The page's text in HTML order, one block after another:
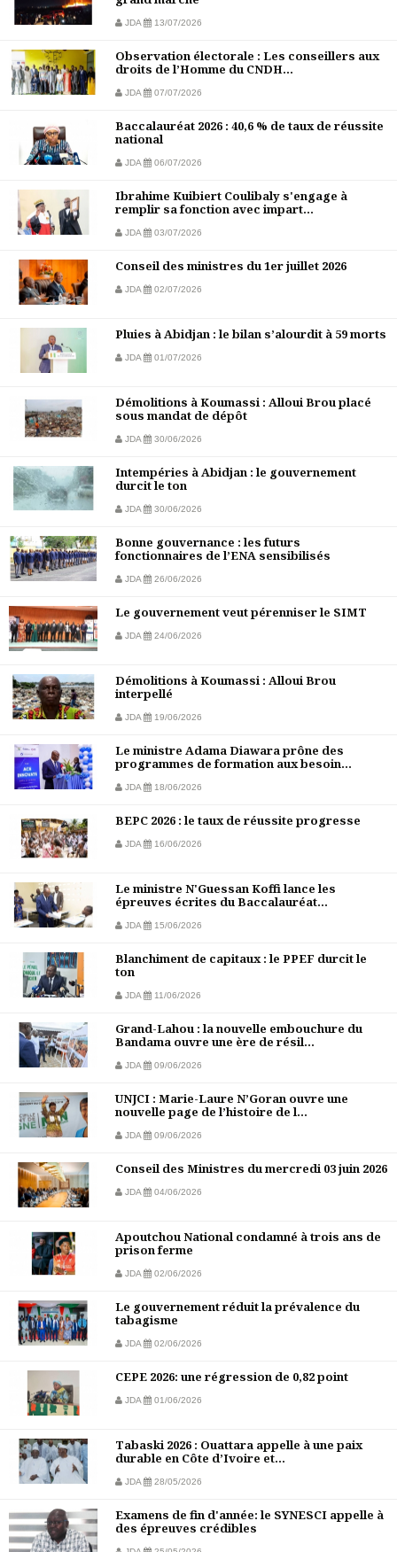
JDA 13/07/2026
Observation électorale : Les conseillers aux
droits de l’Homme du CNDH...
JDA 07/07/2026
Baccalauréat 2026 : 40,6 % de taux de réussite
national
JDA 06/07/2026
Ibrahime Kuibiert Coulibaly s'engage à
remplir sa fonction avec impart...
JDA 03/07/2026
Conseil des ministres du 1er juillet 2026
JDA 02/07/2026
Pluies à Abidjan : le bilan s’alourdit à 59 morts
JDA 01/07/2026
Démolitions à Koumassi : Alloui Brou placé
sous mandat de dépôt
JDA 30/06/2026
Intempéries à Abidjan : le gouvernement
durcit le ton
JDA 30/06/2026
Bonne gouvernance : les futurs
fonctionnaires de l’ENA sensibilisés
JDA 26/06/2026
Le gouvernement veut pérenniser le SIMT
JDA 24/06/2026
Démolitions à Koumassi : Alloui Brou
interpellé
JDA 19/06/2026
Le ministre Adama Diawara prône des
programmes de formation aux besoin...
JDA 18/06/2026
BEPC 2026 : le taux de réussite progresse
JDA 16/06/2026
Le ministre N'Guessan Koffi lance les
épreuves écrites du Baccalauréat...
JDA 15/06/2026
Blanchiment de capitaux : le PPEF durcit le
ton
JDA 11/06/2026
Grand-Lahou : la nouvelle embouchure du
Bandama ouvre une ère de résil...
JDA 09/06/2026
UNJCI : Marie-Laure N’Goran ouvre une
nouvelle page de l’histoire de l...
JDA 09/06/2026
Conseil des Ministres du mercredi 03 juin 2026
JDA 04/06/2026
Apoutchou National condamné à trois ans de
prison ferme
JDA 02/06/2026
Le gouvernement réduit la prévalence du
tabagisme
JDA 02/06/2026
CEPE 2026: une régression de 0,82 point
JDA 01/06/2026
Tabaski 2026 : Ouattara appelle à une paix
durable en Côte d’Ivoire et...
JDA 28/05/2026
Examens de fin d'année: le SYNESCI appelle à
des épreuves crédibles